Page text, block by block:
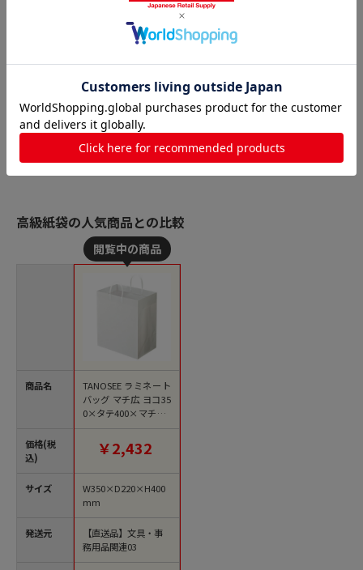
高級紙袋の人気商品との比較
商品名
価格(税
込)
サイズ
発送元
TANOSEE ラミネート
バッグ マチ広 ヨコ35
0×タテ400×マチ幅2
20mm 白 10枚/袋
【直送品】
￥2,432
W350×D220×H400
mm
【直送品】文具・事
務用品関連03